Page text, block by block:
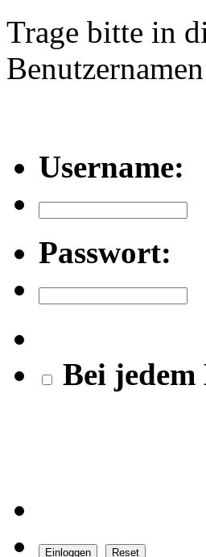
Trage bitte in
Username:
Passwort:
Bei jedem